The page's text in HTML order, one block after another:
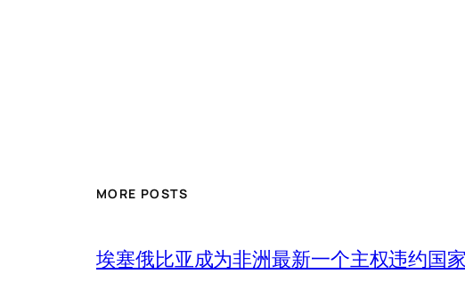
MORE POSTS
埃塞俄比亚成为非洲最新一个主权违约国家